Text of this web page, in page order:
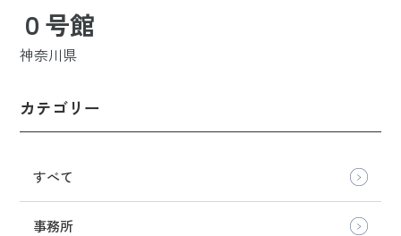
０号館
神奈川県
カテゴリー
すべて
事務所